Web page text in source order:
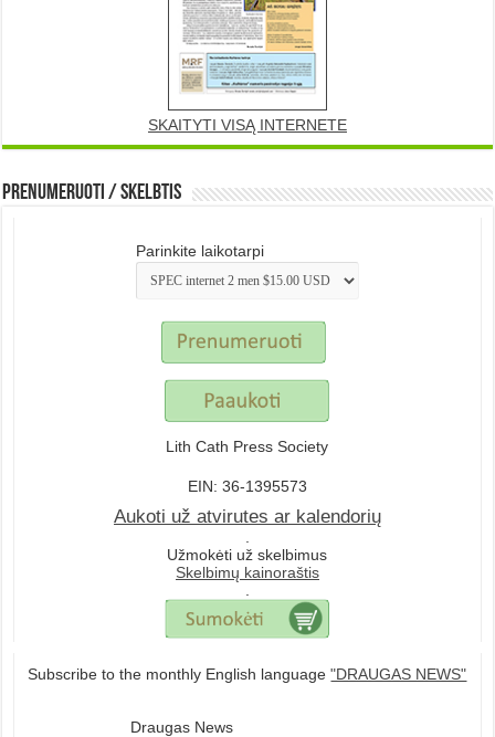
SKAITYTI VISĄ INTERNETE
Prenumeruoti / Skelbtis
Parinkite laikotarpi
Lith Cath Press Society
EIN: 36-1395573
Aukoti už atvirutes ar kalendorių
Užmokėti už skelbimus
Skelbimų kainoraštis
Subscribe to the monthly English language"DRAUGAS NEWS"
Draugas News